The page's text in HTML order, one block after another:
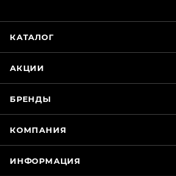
КАТАЛОГ
АКЦИИ
БРЕНДЫ
КОМПАНИЯ
ИНФОРМАЦИЯ
WhatsApp